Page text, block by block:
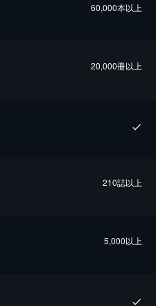
60,000本以上
20,000冊以上
210誌以上
5,000以上